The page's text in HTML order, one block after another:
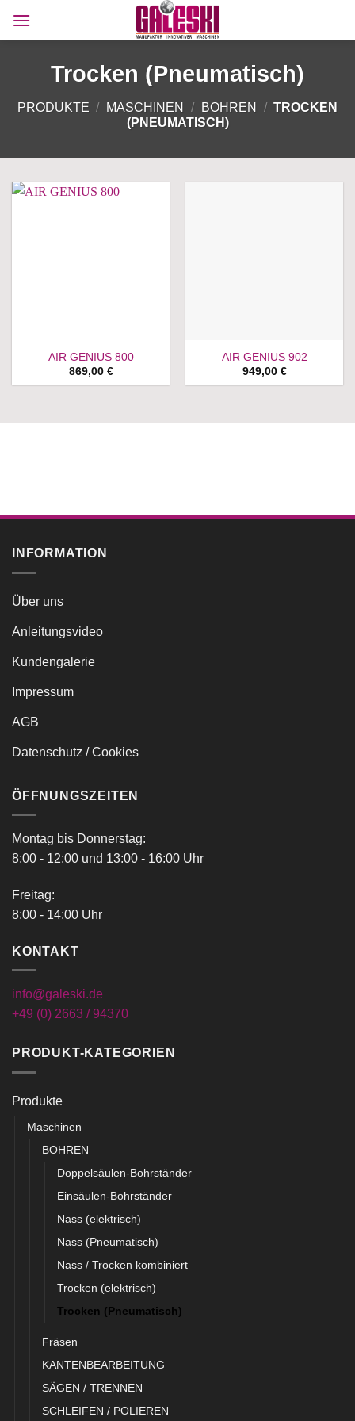
Inhalt
Trocken (Pneumatisch)
PRODUKTE / MASCHINEN / BOHREN / TROCKEN
(PNEUMATISCH)
AIR GENIUS 800
869,00 €
AIR GENIUS 902
949,00 €
INFORMATION
Über uns
Anleitungsvideo
Kundengalerie
Impressum
AGB
Datenschutz / Cookies
ÖFFNUNGSZEITEN
Montag bis Donnerstag:
8:00 - 12:00 und 13:00 - 16:00 Uhr
Freitag:
8:00 - 14:00 Uhr
KONTAKT
info@galeski.de
+49 (0) 2663 / 94370
PRODUKT-KATEGORIEN
Produkte
Maschinen
BOHREN
Doppelsäulen-Bohrständer
Einsäulen-Bohrständer
Nass (elektrisch)
Nass (Pneumatisch)
Nass / Trocken kombiniert
Trocken (elektrisch)
Trocken (Pneumatisch)
Fräsen
KANTENBEARBEITUNG
SÄGEN / TRENNEN
SCHLEIFEN / POLIEREN